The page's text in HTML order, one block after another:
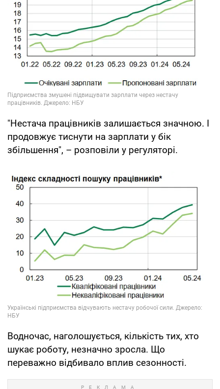
"Нестача працівників залишається значною. І
продовжує тиснути на зарплати у бік
збільшення", – розповіли у регуляторі.
Водночас, наголошується, кількість тих, хто
шукає роботу, незначно зросла. Що
переважно відбивало вплив сезонності.